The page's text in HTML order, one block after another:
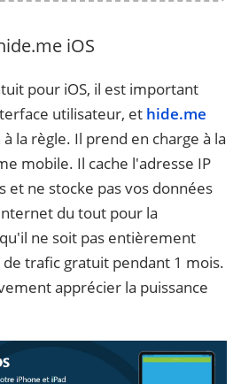
iOS
pour iOS, il est important
utilisateur, et hide.me
la règle. Il prend en charge à la
mobile. Il cache l'adresse IP
et ne stocke pas vos données
du tout pour la
ne soit pas entièrement
trafic gratuit pendant 1 mois.
apprécier la puissance